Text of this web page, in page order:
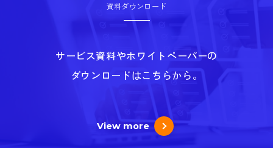
資料ダウンロード
サービス資料やホワイトペーパーの
ダウンロードはこちらから。
View more